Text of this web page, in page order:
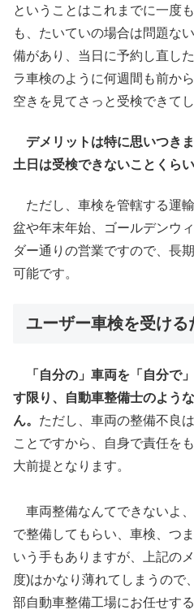
ということはこれまでに一度
も、たいていの場合は問題な
備があり、当日に予約し直し
ラ車検のように何週間も前か
空きを見てさっと受検できてし
デメリットは特に思いつき
土日は受検できないことくら
ただし、車検を管轄する運
盆や年末年始、ゴールデンウ
ダー通りの営業ですので、長
可能です。
ユーザー車検を受ける
「自分の」車両を「自分で
す限り、自動車整備士のよう
ん。 ただし、車両の整備不良
ことですから、自身で責任を
大前提となります。
車両整備なんてできないよ
で整備してもらい、車検、つ
いう手もありますが、上記の
度)はかなり薄れてしまうので
部自動車整備工場にお任せす